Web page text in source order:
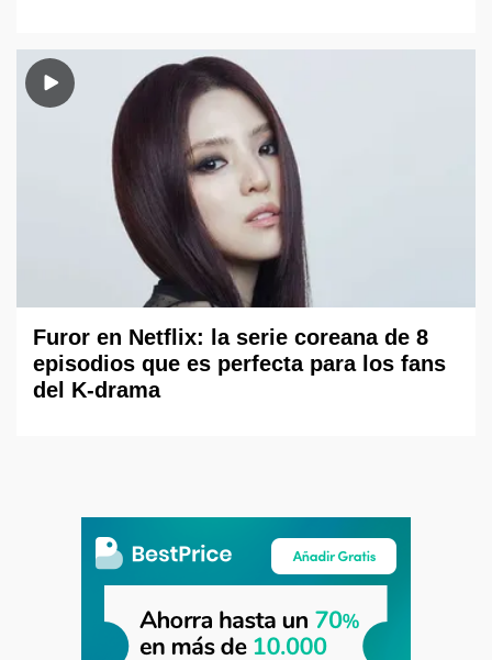
Furor en Netflix: la serie coreana de 8
episodios que es perfecta para los fans
del K-drama